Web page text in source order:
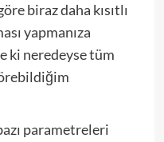
biraz daha kısıtlı
yapmanıza
ki neredeyse tüm
parametreleri